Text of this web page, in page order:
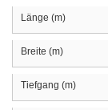
Länge (m)
Breite (m)
Tiefgang (m)